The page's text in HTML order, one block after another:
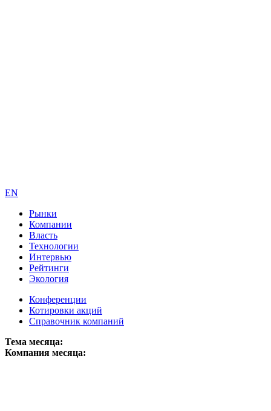
EN
Рынки
Компании
Власть
Технологии
Интервью
Рейтинги
Экология
Конференции
Котировки акций
Справочник компаний
Тема месяца:
Компания месяца: